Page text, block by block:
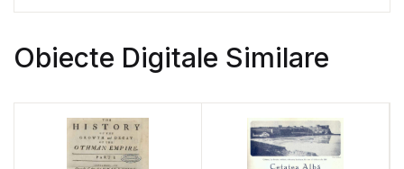
Obiecte Digitale Similare